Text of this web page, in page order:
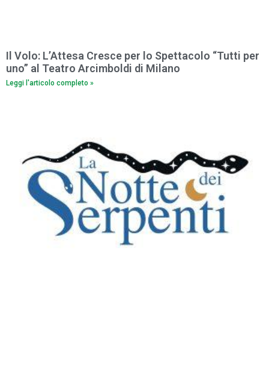
Il Volo: L’Attesa Cresce per lo Spettacolo “Tutti per
uno” al Teatro Arcimboldi di Milano
Leggi l'articolo completo »